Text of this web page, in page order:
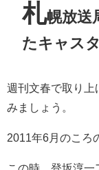
札幌放送
たキャス
週刊文春で取り上
みましょう。
2011年6月のころ
この時、登坂淳